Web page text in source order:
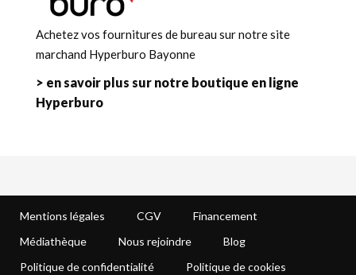
Achetez vos fournitures de bureau sur notre site
marchand Hyperburo Bayonne
> en savoir plus sur notre boutique en ligne
Hyperburo
Mentions légales CGV
Financement
Médiathèque
Nous rejoindre
Blog
Politique de confidentialité
Politique de cookies